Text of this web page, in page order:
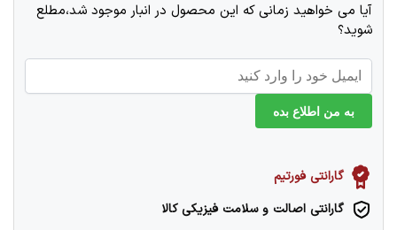
آیا می خواهید زمانی که این محصول در انبار موجود شد،مطلع
شوید؟
به من اطلاع بده
گارانتی فورتیم
گارانتی اصالت و سلامت فیزیکی کالا